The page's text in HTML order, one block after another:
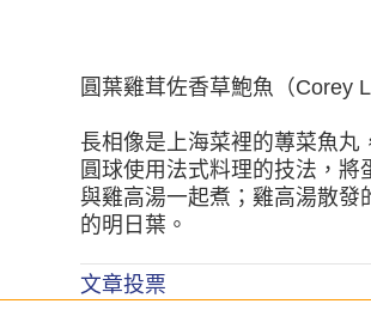
圓葉雞茸佐香草鮑魚（Corey
長相像是上海菜裡的蓴菜魚
圓球使用法式料理的技法，
與雞高湯一起煮；雞高湯散發
的明日葉。
文章投票